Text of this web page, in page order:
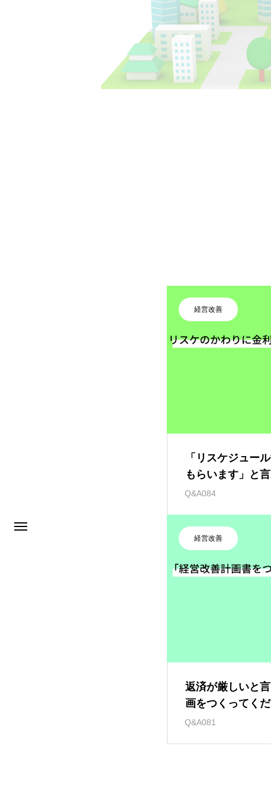
経営改善
「リスケジュー
もらいます」と
ですか？
Q&A084
経営改善
返済が厳しいと
画をつくってく
ットで調べまし
Q&A081